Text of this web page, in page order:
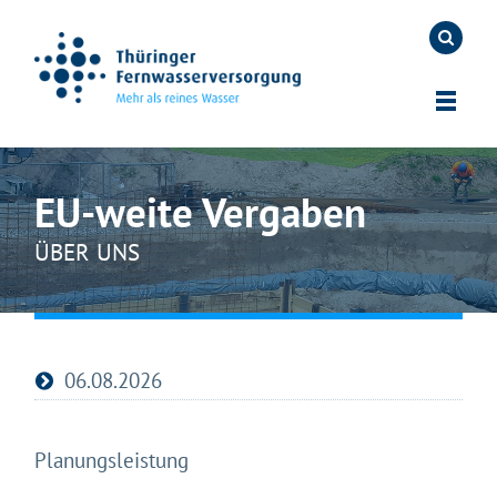
EU-weite Vergaben
ÜBER UNS
06.08.2026
Planungsleistung